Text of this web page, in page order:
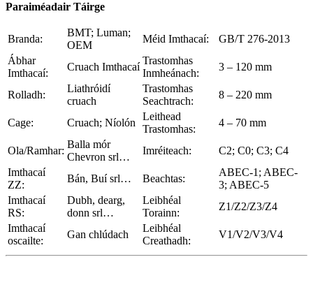
Paraiméadair Táirge
Branda:
BMT; Luman;
OEM
Méid Imthacaí:
GB/T 276-2013
Ábhar
Imthacaí:
Cruach Imthacaí
Trastomhas
Inmheánach:
3 – 120 mm
Rolladh:
Liathróidí
cruach
Trastomhas
Seachtrach:
8 – 220 mm
Cage: Cruach; Níolón
Leithead
Trastomhas:
4 – 70 mm
Ola/Ramhar:
Balla mór
Chevron srl…
Imréiteach:
C2; C0; C3; C4
Imthacaí
ZZ:
Bán, Buí srl… Beachtas:
ABEC-1; ABEC-
3; ABEC-5
Imthacaí
RS:
Dubh, dearg,
donn srl…
Leibhéal
Torainn:
Z1/Z2/Z3/Z4
Imthacaí
oscailte:
Gan chlúdach
Leibhéal
Creathadh:
V1/V2/V3/V4